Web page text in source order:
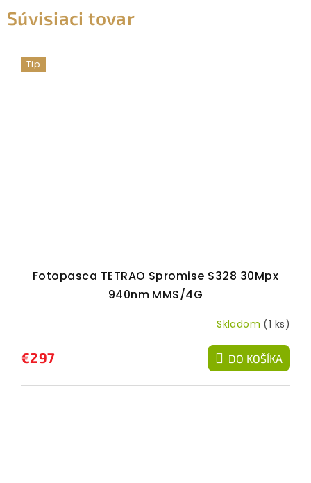
Súvisiaci tovar
Tip
Fotopasca TETRAO Spromise S328 30Mpx
940nm MMS/4G
Skladom (1 ks)
€297 DO KOŠÍKA